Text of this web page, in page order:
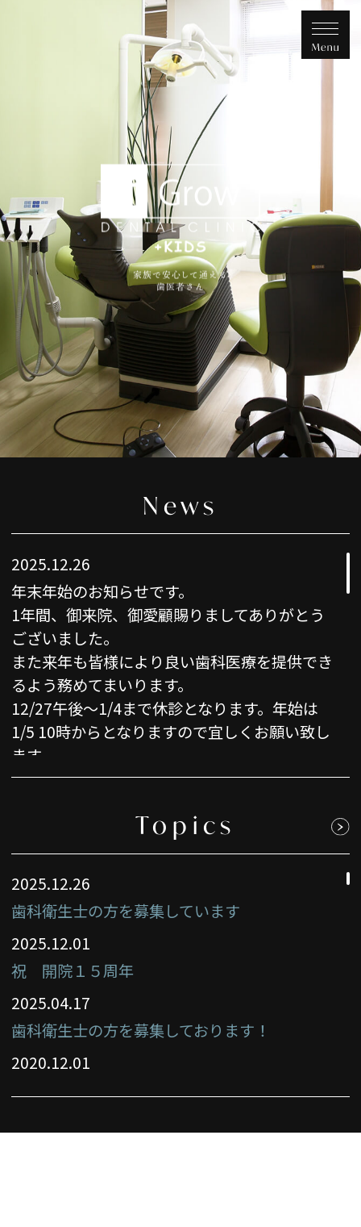
家族で安心して通える
歯医者さん
News
2025.12.26
年末年始のお知らせです。
1年間、御来院、御愛顧賜りましてありがとう
ございました。
また来年も皆様により良い歯科医療を提供でき
るよう務めてまいります。
12/27午後〜1/4まで休診となります。年始は
1/5 10時からとなりますので宜しくお願い致し
ます。
当院では現在、歯科衛生士の正社員希望の方を
募集しております。
来年卒業される新卒の方、既卒の方で転職を検
討中の方、もしよろしければ私達と一緒に患者
求人内容詳細はグッピーで当院を検索してご覧
いただけますと幸いです。
皆さんのスキルを当院で活かして下さい！
ご応募お待ちしております。
2025.12.01
に厚く御礼申し上げますと共に、今後も引き続
Topics
2025.12.26
歯科衛生士の方を募集しています
2025.12.01
祝 開院１５周年
2025.04.17
歯科衛生士の方を募集しております！
2020.12.01